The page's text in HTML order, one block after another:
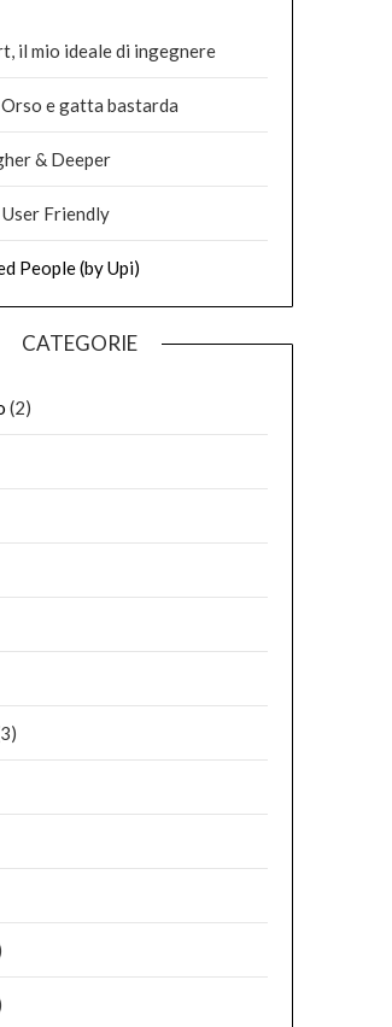
il mio ideale di ingegnere
e gatta bastarda
& Deeper
Friendly
People (by Upi)
CATEGORIE
(2)